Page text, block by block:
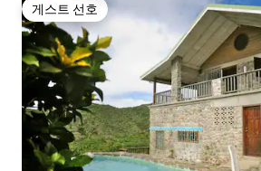
게스트 선호
게스트 선호